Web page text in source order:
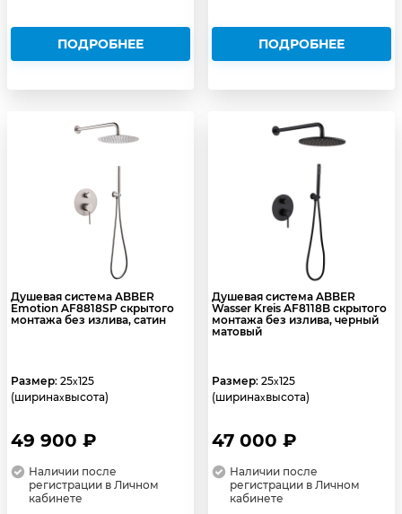
ПОДРОБНЕЕ ПОДРОБНЕЕ
Душевая система ABBER
Emotion AF8818SP скрытого
монтажа без излива, сатин
Размер: 25x125
(ширинаxвысота)
49 900 ₽
Наличии после
регистрации в Личном
кабинете
Душевая система ABBER
Wasser Kreis AF8118B скрытого
монтажа без излива, черный
матовый
Размер: 25x125
(ширинаxвысота)
47 000 ₽
Наличии после
регистрации в Личном
кабинете